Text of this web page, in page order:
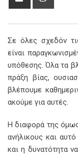
Σε όλες σχεδόν
είναι
υπόθεσης. Όλα τα
πράξη βίας,
βλέπουμε
ακούμε για αυτές.
Η διαφορά της όμως
ανήλικους και
και η δυνατότητα